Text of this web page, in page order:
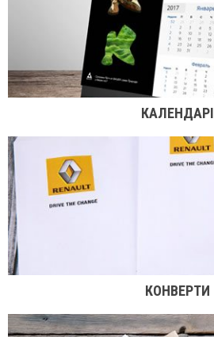
КАЛЕНДАРІ
КОНВЕРТИ